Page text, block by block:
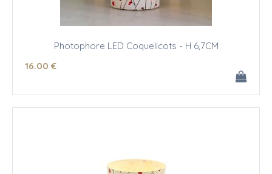
Photophore LED Coquelicots - H 6,7CM
16.00 €